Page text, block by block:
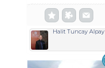
Halit Tuncay Alpay